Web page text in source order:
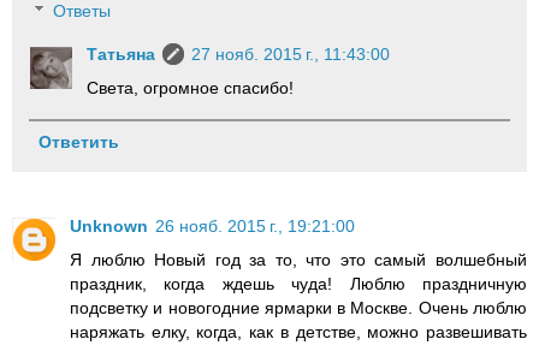
Ответы
Татьяна
27 нояб. 2015 г., 11:43:00
Света, огромное спасибо!
Ответить
Unknown 26 нояб. 2015 г., 19:21:00
Я люблю Новый год за то, что это самый волшебный
праздник, когда ждешь чуда! Люблю праздничную
подсветку и новогодние ярмарки в Москве. Очень люблю
наряжать елку, когда, как в детстве, можно развешивать